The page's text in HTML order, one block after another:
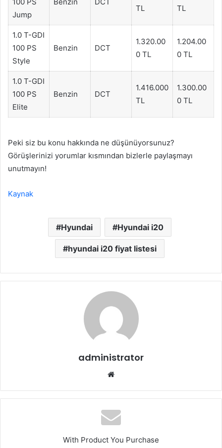
Jump
TL
TL
1.0 T-GDI
100 PS
Style
Benzin DCT
1.320.00
0 TL
1.204.00
0 TL
1.0 T-GDI
100 PS
Elite
Benzin DCT
1.416.000
TL
1.300.00
0 TL
Peki siz bu konu hakkında ne düşünüyorsunuz?
Görüşlerinizi yorumlar kısmından bizlerle paylaşmayı
unutmayın!
Kaynak
Hyundai Hyundai i20
hyundai i20 fiyat listesi
administrator
With Product You Purchase